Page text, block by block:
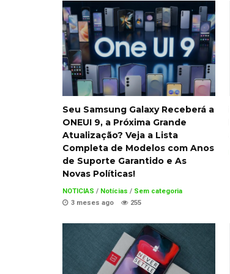
Seu Samsung Galaxy Receberá a
ONEUI 9, a Próxima Grande
Atualização? Veja a Lista
Completa de Modelos com Anos
de Suporte Garantido e As
Novas Políticas!
NOTICIAS / Notícias / Sem categoria
3 meses ago
255